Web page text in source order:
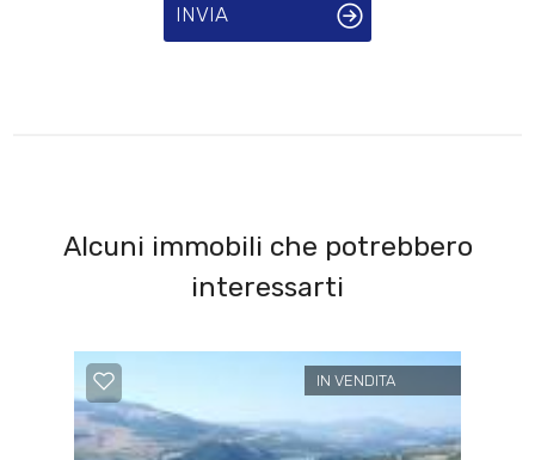
INVIA
Alcuni immobili che potrebbero
interessarti
IN VENDITA